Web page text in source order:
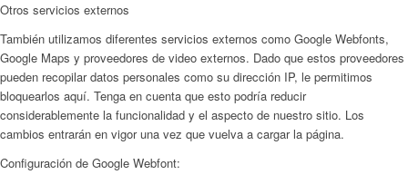
Otros servicios externos
También utilizamos diferentes servicios externos como Google Webfonts,
Google Maps y proveedores de video externos. Dado que estos proveedores
pueden recopilar datos personales como su dirección IP, le permitimos
bloquearlos aquí. Tenga en cuenta que esto podría reducir
considerablemente la funcionalidad y el aspecto de nuestro sitio. Los
cambios entrarán en vigor una vez que vuelva a cargar la página.
Configuración de Google Webfont: